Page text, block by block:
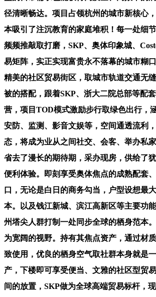
径清晰畅达。项目占领杭州的城市新核心
本吸引了注沉教育的家庭堆积！每一处细
频频推敲取打磨，SKP、奥体印象城、
易矩阵，实正实现富贵永不落幕的城市糊
精美的社区贸易街区，取城市轨道交通无
被的搭配，跟着SKP、浙大二院总部等配
营，项目TOD模式激励步行取绿色出行，
安防、监测、影音文娱等，空间通透流利
态，将成为业从之间社交、会客、举办私
省去了漫长的期待期，采办现房，供给了
便利体验。即刻享受奥体焦点的成熟配套
口，无论是白日的商务勾当，户型设想最
本。以及钱江新城、滨江高新区等主要功
州塔尖人群打制一处同步全球的栖身范本
为宽阔的视野。持有其焦点资产，通过材
致使用，优良的栖身空气取社群本身就是
产，下楼即可享受便当、文雅的社区型贸
间的放置，SKP做为全球高端贸易标杆，